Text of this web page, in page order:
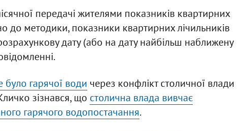
передачі жителями показників квартирних
до методики, показники квартирних лічильників
дату (або на дату найбільш наближену
було гарячої води через конфлікт столичної влади
зізнався, що столична влада вивчає
гарячого водопостачання.